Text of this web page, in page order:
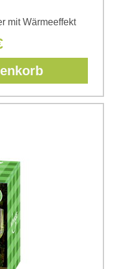
mit Wärmeeffekt